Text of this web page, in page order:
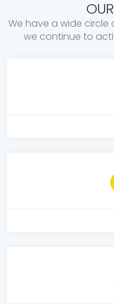
We have a wide
we continue to